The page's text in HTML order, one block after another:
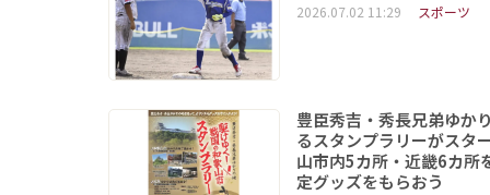
2026.07.02 11:29 スポーツ
豊臣秀吉・秀長兄弟ゆか
るスタンプラリーがス
山市内5カ所・近畿6カ所
定グッズをもらおう